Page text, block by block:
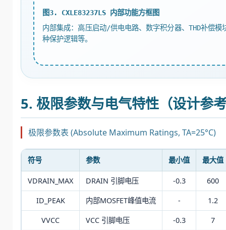
图3. CXLE83237LS 内部功能方框图
内部集成：高压启动/供电电路、数字积分器、THD补偿
种保护逻辑等。
5. 极限参数与电气特性（设计参
极限参数表 (Absolute Maximum Ratings, TA=25°C)
符号 参数 最小值 最大值
VDRAIN_MAX DRAIN 引脚电压 -0.3 600
ID_PEAK 内部MOSFET峰值电流 - 1.2
VVCC VCC 引脚电压 -0.3 7